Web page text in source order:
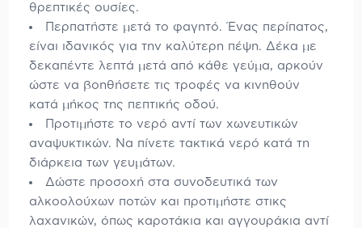
θρεπτικές ουσίες.
Περπατήστε μετά το φαγητό. Ένας περίπατος,
είναι ιδανικός για την καλύτερη πέψη. Δέκα με
δεκαπέντε λεπτά μετά από κάθε γεύμα, αρκούν
ώστε να βοηθήσετε τις τροφές να κινηθούν
κατά μήκος της πεπτικής οδού.
Προτιμήστε το νερό αντί των χωνευτικών
αναψυκτικών. Να πίνετε τακτικά νερό κατά τη
διάρκεια των γευμάτων.
Δώστε προσοχή στα συνοδευτικά των
αλκοολούχων ποτών και προτιμήστε στικς
λαχανικών, όπως καροτάκια και αγγουράκια αντί